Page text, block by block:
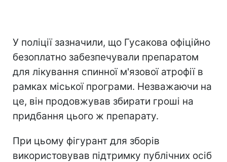
У поліції зазначили, що Гусакова офіційно
безоплатно забезпечували препаратом
для лікування спинної м'язової атрофії в
рамках міської програми. Незважаючи на
це, він продовжував збирати гроші на
придбання цього ж препарату.
При цьому фігурант для зборів
використовував підтримку публічних осіб